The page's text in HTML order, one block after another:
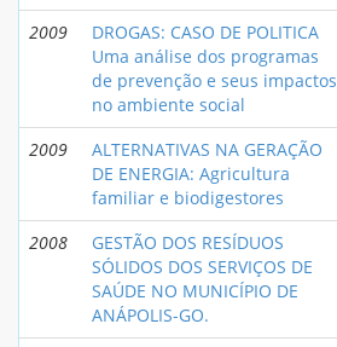
2009
DROGAS: CASO DE POLITICA
Uma análise dos programas
de prevenção e seus impactos
no ambiente social
2009
ALTERNATIVAS NA GERAÇÃO
DE ENERGIA: Agricultura
familiar e biodigestores
2008
GESTÃO DOS RESÍDUOS
SÓLIDOS DOS SERVIÇOS DE
SAÚDE NO MUNICÍPIO DE
ANÁPOLIS-GO.